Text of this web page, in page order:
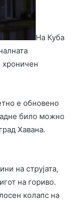
На Куба
хроничен
е обновено
било можно
Хавана.
на струјата,
на гориво.
колапс на